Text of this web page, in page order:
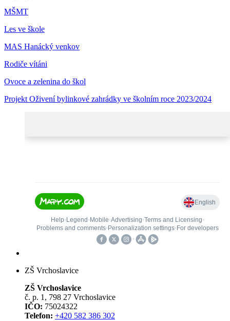
MŠMT
Les ve škole
MAS Hanácký venkov
Rodiče vítáni
Ovoce a zelenina do škol
Projekt Oživení bylinkové zahrádky ve školním roce 2023/2024
ZŠ Vrchoslavice
ZŠ Vrchoslavice
č. p. 1, 798 27 Vrchoslavice
IČO: 75024322
Telefon: +420 582 386 302